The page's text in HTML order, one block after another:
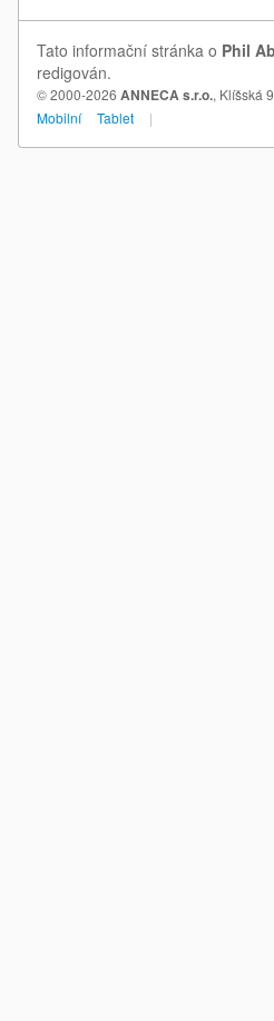
Tato informační stránka o Phil
redigován.
© 2000-2026 ANNECA s.r.o., Klíšská
Mobilní
Tablet |